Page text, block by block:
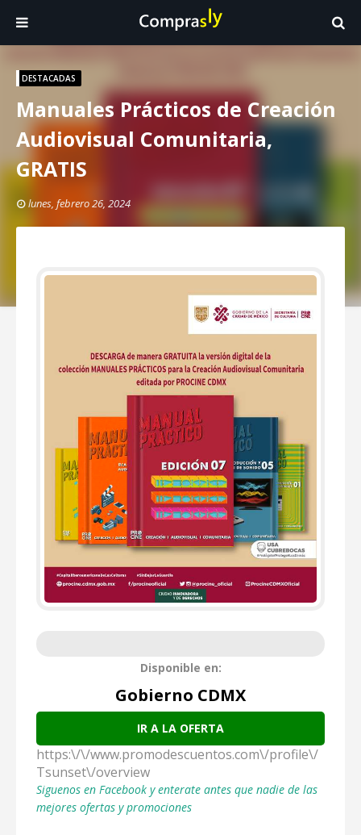
DESTACADAS
Manuales Prácticos de Creación
Audiovisual Comunitaria,
GRATIS
lunes, febrero 26, 2024
Disponible en:
Gobierno CDMX
IR A LA OFERTA
https:\/\/www.promodescuentos.com\/profile\/
Tsunset\/overview
Siguenos en Facebook y enterate antes que nadie de las
mejores ofertas y promociones